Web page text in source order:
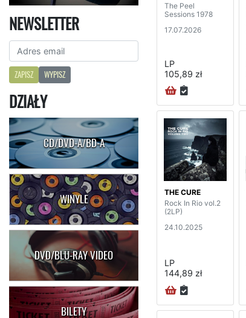
NEWSLETTER
ZAPISZ WYPISZ
DZIAŁY
CD/DVD-A/BD-A
WINYLE
DVD/BLU-RAY VIDEO
BILETY
The Peel
Sessions 1978
17.07.2026
LP
105,89 zł
THE CURE
Rock In Rio vol.2
(2LP)
24.10.2025
LP
144,89 zł